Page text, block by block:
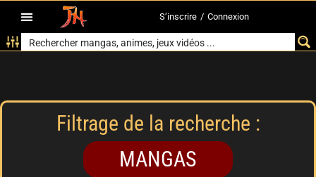
S’inscrire / Connexion
Filtrage de la recherche :
MANGAS